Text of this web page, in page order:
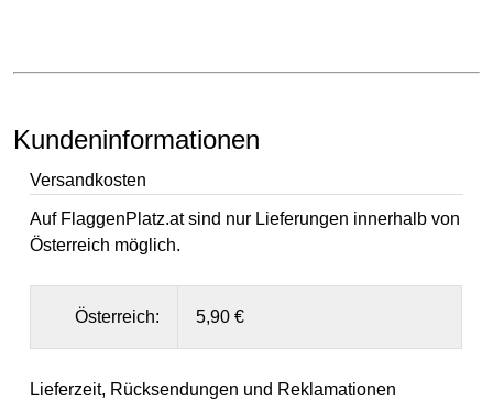
Kundeninformationen
Versandkosten
Auf FlaggenPlatz.at sind nur Lieferungen innerhalb von
Österreich möglich.
Österreich: 5,90 €
Lieferzeit, Rücksendungen und Reklamationen